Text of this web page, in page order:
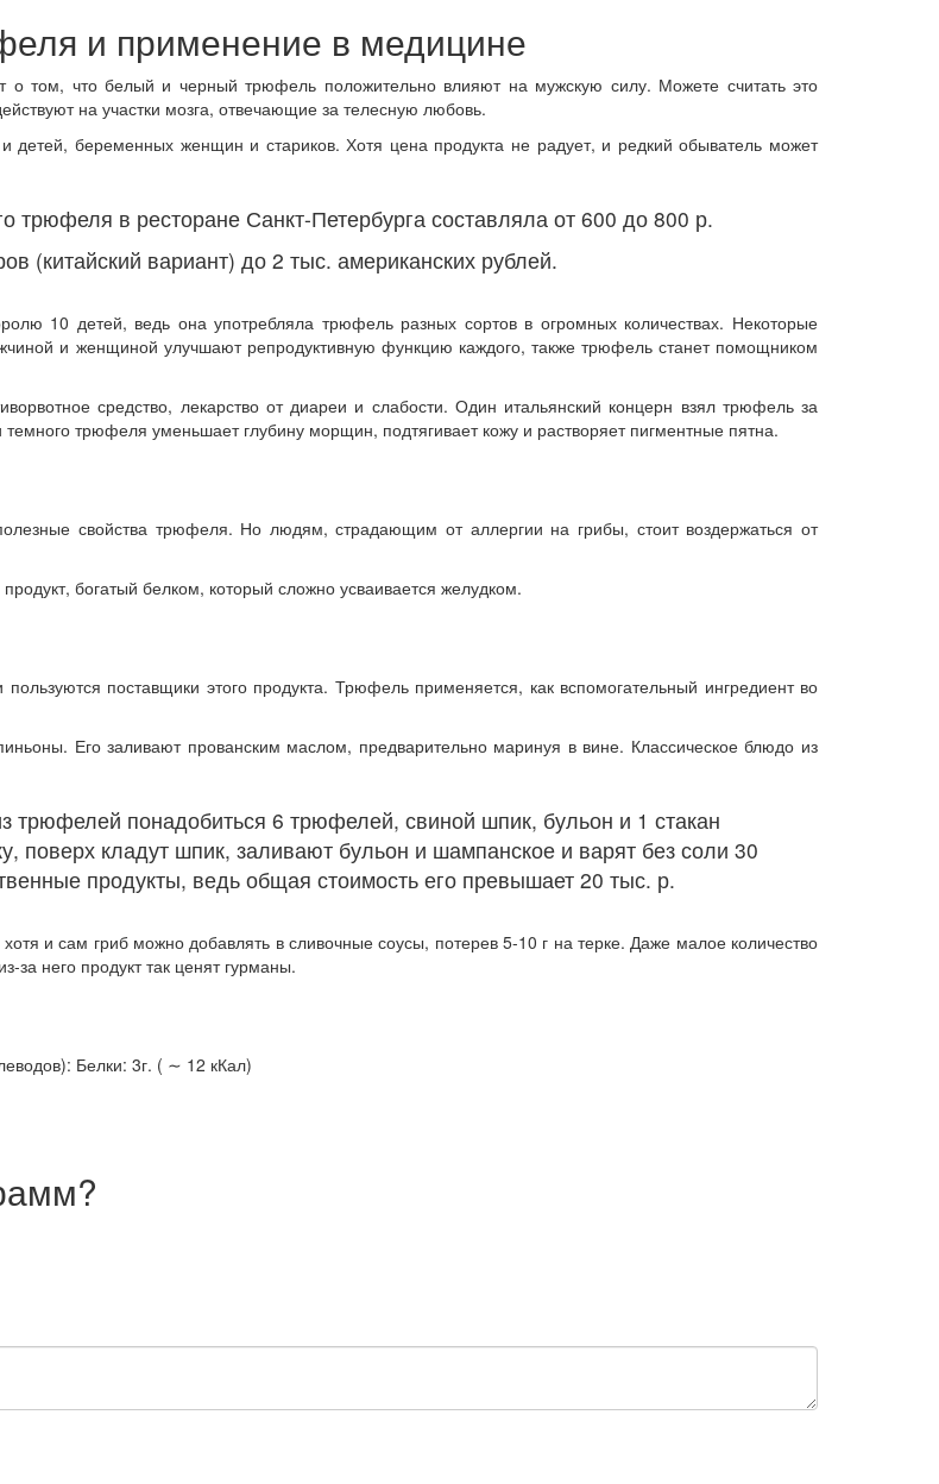
и применение в медицине
том, что белый и черный трюфель положительно влияют на мужскую силу. Можете считать это
на участки мозга, отвечающие за телесную любовь.
беременных женщин и стариков. Хотя цена продукта не радует, и редкий обыватель может
трюфеля в ресторане Санкт-Петербурга составляла от 600 до 800 р.
(китайский вариант) до 2 тыс. американских рублей.
10 детей, ведь она употребляла трюфель разных сортов в огромных количествах. Некоторые
и женщиной улучшают репродуктивную функцию каждого, также трюфель станет помощником
средство, лекарство от диареи и слабости. Один итальянский концерн взял трюфель за
темного трюфеля уменьшает глубину морщин, подтягивает кожу и растворяет пигментные пятна.
свойства трюфеля. Но людям, страдающим от аллергии на грибы, стоит воздержаться от
богатый белком, который сложно усваивается желудком.
поставщики этого продукта. Трюфель применяется, как вспомогательный ингредиент во
Его заливают прованским маслом, предварительно маринуя в вине. Классическое блюдо из
трюфелей понадобиться 6 трюфелей, свиной шпик, бульон и 1 стакан
кладут шпик, заливают бульон и шампанское и варят без соли 30
продукты, ведь общая стоимость его превышает 20 тыс. р.
и сам гриб можно добавлять в сливочные соусы, потерев 5-10 г на терке. Даже малое количество
него продукт так ценят гурманы.
Белки: 3г. ( ∼ 12 кКал)